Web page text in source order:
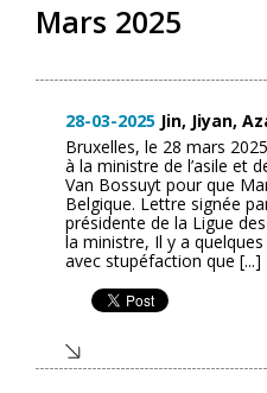
Mars 2025
28-03-2025 Jin, Jiyan,
Bruxelles, le 28 mars
à la ministre de l’asile et
Van Bossuyt pour que
Belgique. Lettre signée
présidente de la Ligue
la ministre, Il y a
avec stupéfaction que [...]